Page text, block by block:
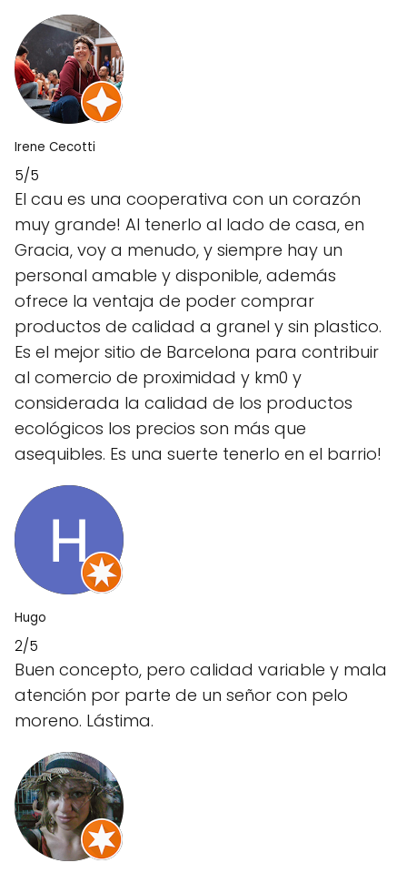
Irene Cecotti
5/5
El cau es una cooperativa con un corazón
muy grande! Al tenerlo al lado de casa, en
Gracia, voy a menudo, y siempre hay un
personal amable y disponible, además
ofrece la ventaja de poder comprar
productos de calidad a granel y sin plastico.
Es el mejor sitio de Barcelona para contribuir
al comercio de proximidad y km0 y
considerada la calidad de los productos
ecológicos los precios son más que
asequibles. Es una suerte tenerlo en el barrio!
Hugo
2/5
Buen concepto, pero calidad variable y mala
atención por parte de un señor con pelo
moreno. Lástima.